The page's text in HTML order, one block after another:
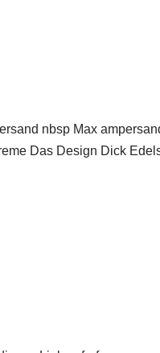
nbsp Max
Das Design Dick